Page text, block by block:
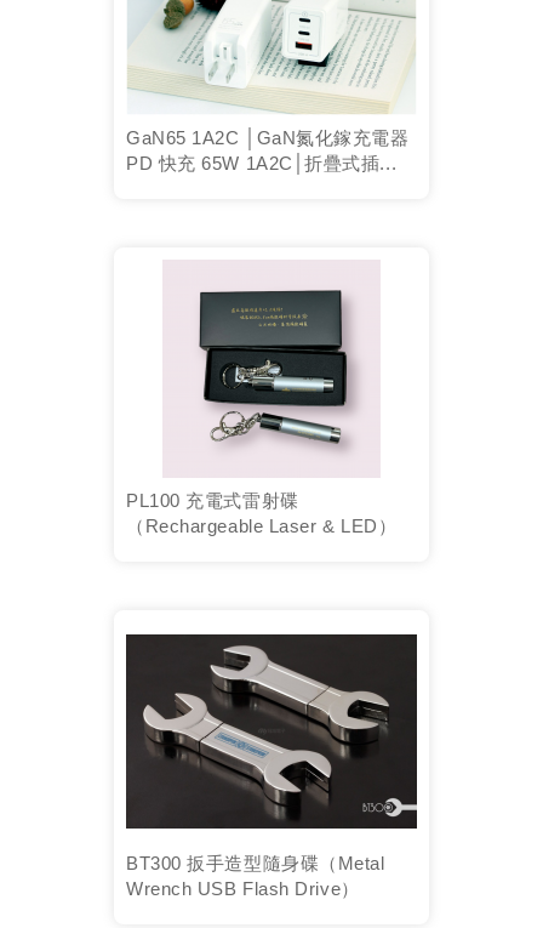
GaN65 1A2C │GaN氮化鎵充電器
PD 快充 65W 1A2C│折疊式插...
PL100 充電式雷射碟
（Rechargeable Laser & LED）
BT300 扳手造型隨身碟（Metal
Wrench USB Flash Drive）